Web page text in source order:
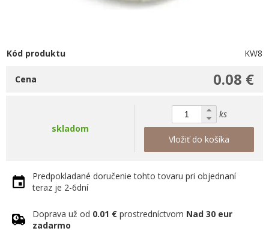
Kód produktu KW8
0.08 €
Cena
skladom
ks
Vložiť do košíka
Predpokladané doručenie tohto tovaru pri objednaní
teraz je 2-6dní
Doprava už od 0.01 € prostredníctvom Nad 30 eur
zadarmo